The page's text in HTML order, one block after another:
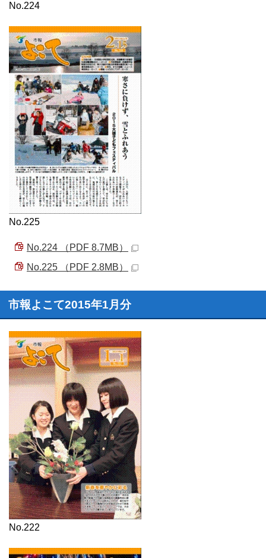
No.224
No.225
No.224 （PDF 8.7MB）
No.225 （PDF 2.8MB）
市報よこて2015年1月分
No.222